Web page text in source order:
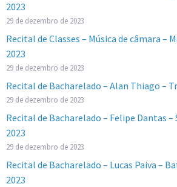
2023
29 de dezembro de 2023
Recital de Classes – Música de câmara –
2023
29 de dezembro de 2023
Recital de Bacharelado – Alan Thiago –
29 de dezembro de 2023
Recital de Bacharelado – Felipe Dantas
2023
29 de dezembro de 2023
Recital de Bacharelado – Lucas Paiva –
2023